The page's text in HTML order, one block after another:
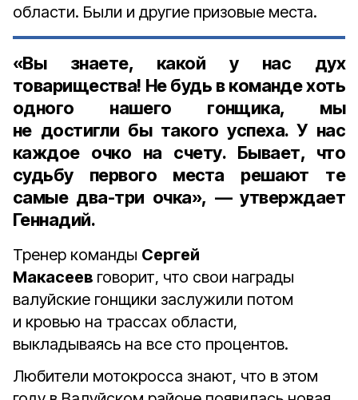
области. Были и другие призовые места.
«Вы знаете, какой у нас дух
товарищества! Не будь в команде хоть
одного нашего гонщика, мы
не достигли бы такого успеха. У нас
каждое очко на счету. Бывает, что
судьбу первого места решают те
самые два-три очка», — утверждает
Геннадий.
Тренер команды Сергей
Макасеев говорит, что свои награды
валуйские гонщики заслужили потом
и кровью на трассах области,
выкладываясь на все сто процентов.
Любители мотокросса знают, что в этом